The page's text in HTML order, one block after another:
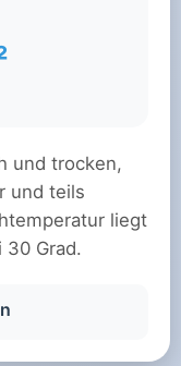
und trocken,
und teils
liegt
30 Grad.